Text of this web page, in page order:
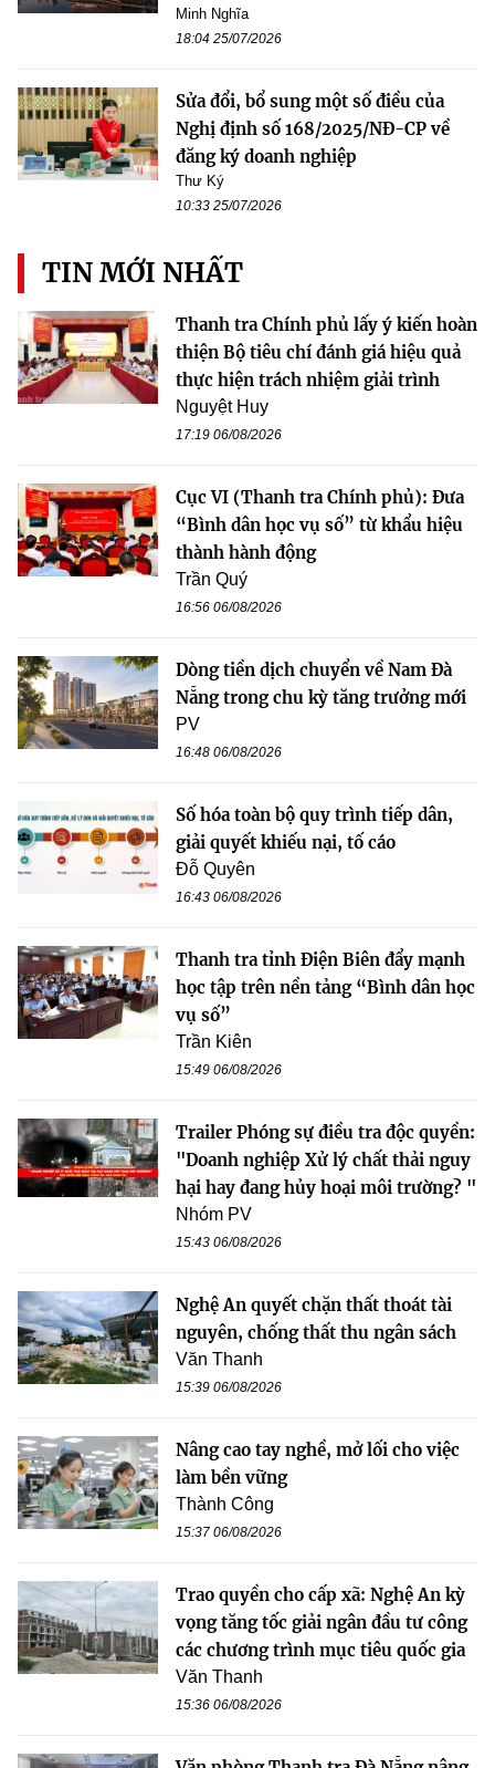
Minh Nghĩa
18:04 25/07/2026
Sửa đổi, bổ sung một số điều của
Nghị định số 168/2025/NĐ-CP về
đăng ký doanh nghiệp
Thư Ký
10:33 25/07/2026
TIN MỚI NHẤT
Thanh tra Chính phủ lấy ý kiến hoàn
thiện Bộ tiêu chí đánh giá hiệu quả
thực hiện trách nhiệm giải trình
Nguyệt Huy
17:19 06/08/2026
Cục VI (Thanh tra Chính phủ): Đưa
“Bình dân học vụ số” từ khẩu hiệu
thành hành động
Trần Quý
16:56 06/08/2026
Dòng tiền dịch chuyển về Nam Đà
Nẵng trong chu kỳ tăng trưởng mới
PV
16:48 06/08/2026
Số hóa toàn bộ quy trình tiếp dân,
giải quyết khiếu nại, tố cáo
Đỗ Quyên
16:43 06/08/2026
Thanh tra tỉnh Điện Biên đẩy mạnh
học tập trên nền tảng “Bình dân học
vụ số”
Trần Kiên
15:49 06/08/2026
Trailer Phóng sự điều tra độc quyền:
"Doanh nghiệp Xử lý chất thải nguy
hại hay đang hủy hoại môi trường? "
Nhóm PV
15:43 06/08/2026
Nghệ An quyết chặn thất thoát tài
nguyên, chống thất thu ngân sách
Văn Thanh
15:39 06/08/2026
Nâng cao tay nghề, mở lối cho việc
làm bền vững
Thành Công
15:37 06/08/2026
Trao quyền cho cấp xã: Nghệ An kỳ
vọng tăng tốc giải ngân đầu tư công
các chương trình mục tiêu quốc gia
Văn Thanh
15:36 06/08/2026